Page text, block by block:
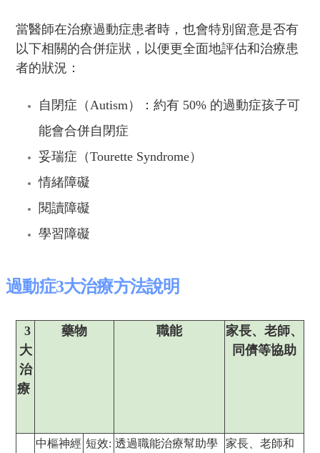
當醫師在治療過動症患者時， 也會特別留意是否有
以下相關的合併症狀，以便更全面地評估和治療患
者的狀況 ：
自閉症（Autism）：約有 50% 的過動症孩子可
能會合併自閉症
妥瑞症（Tourette Syndrome）
情緒障礙
閱讀障礙
學習障礙
過動症3大治療方法說明
3
大
治
療
藥物 職能
家長、老師、
同儕等協助
中樞神經 短效: 透過職能治療幫助學 家長、老師和